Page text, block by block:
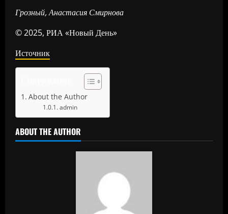
Грозный, Анастасия Смирнова
© 2025, РИА «Новый День»
Источник
About the Author
admin
ABOUT THE AUTHOR